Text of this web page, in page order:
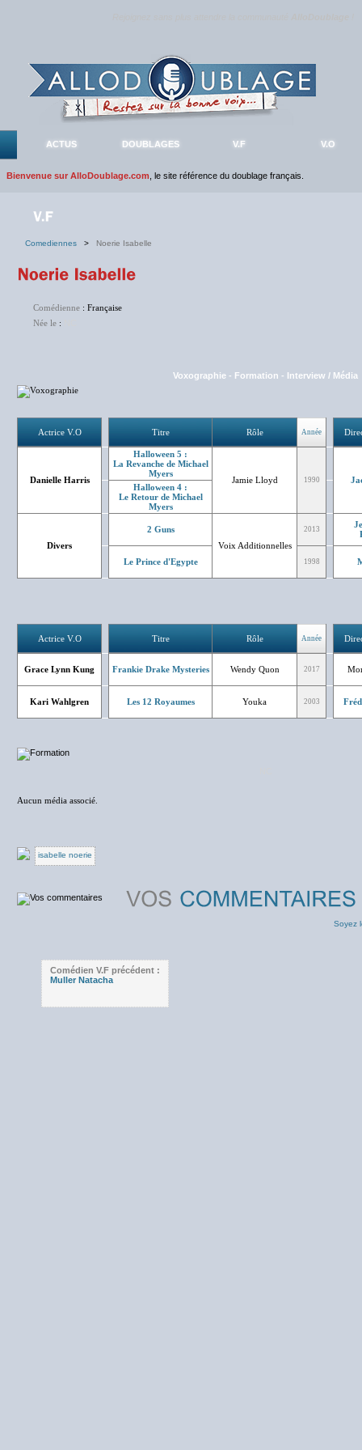
ACTUS DOUBLAGES V.F V.O
Bienvenue sur AlloDoublage.com , le site référence du doublage français.
Comediennes > Noerie Isabelle
Comédienne : Française
Née le :
Voxographie - Formation - Interview / Média
Actrice V.O Titre Rôle Année
Danielle Harris
Halloween 5 :
La Revanche de Michael
Myers
Jamie Lloyd 1990
Halloween 4 :
Le Retour de Michael
Myers
Divers
2 Guns
Voix Additionnelles
2013
Le Prince d'Egypte 1998
Actrice V.O Titre Rôle Année
Grace Lynn Kung Frankie Drake Mysteries Wendy Quon 2017
Kari Wahlgren Les 12 Royaumes Youka 2003
Aucun média associé.
isabelle noerie
Soyez
Comédien V.F précédent :
Muller Natacha